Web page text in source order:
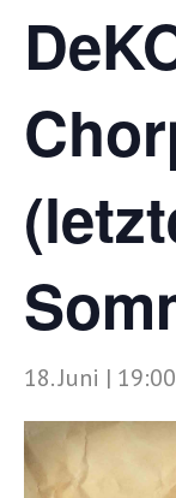
18. Juni | 19:00